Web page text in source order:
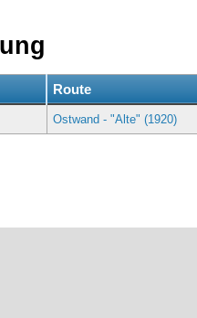
Route
Ostwand - "Alte" (1920)